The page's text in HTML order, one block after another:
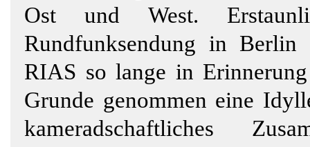
Ost und West.
Rundfunksendung in Berlin
RIAS so lange in
Grunde genommen eine
kameradschaftliches